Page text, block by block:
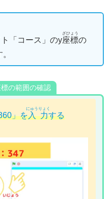
「コース」のy座標
ざひょう
の
の範囲の確認
」を入力
にゅうりょく
する